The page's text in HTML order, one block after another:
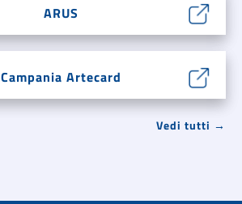
ARUS
Campania Artecard
Vedi tutti →